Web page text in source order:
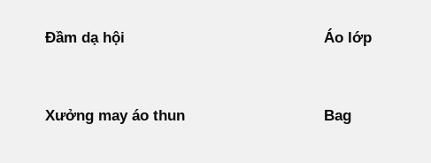
Đầm dạ hội Áo lớp
Xưởng may áo thun Bag